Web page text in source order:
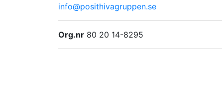
info@posithivagruppen.se
Org.nr 80 20 14-8295